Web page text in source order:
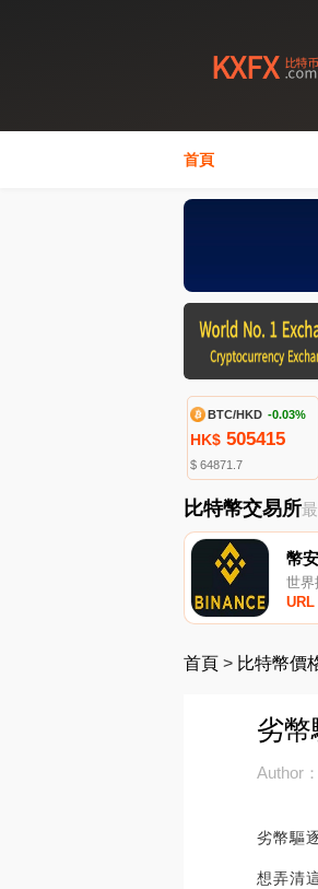
首頁
BTC/HKD -0.03%
HK$ 505415
$ 64871.7
比特幣交易所
幣安
世界
首頁 > 比特幣價
劣幣
Author
劣幣驅
想弄清